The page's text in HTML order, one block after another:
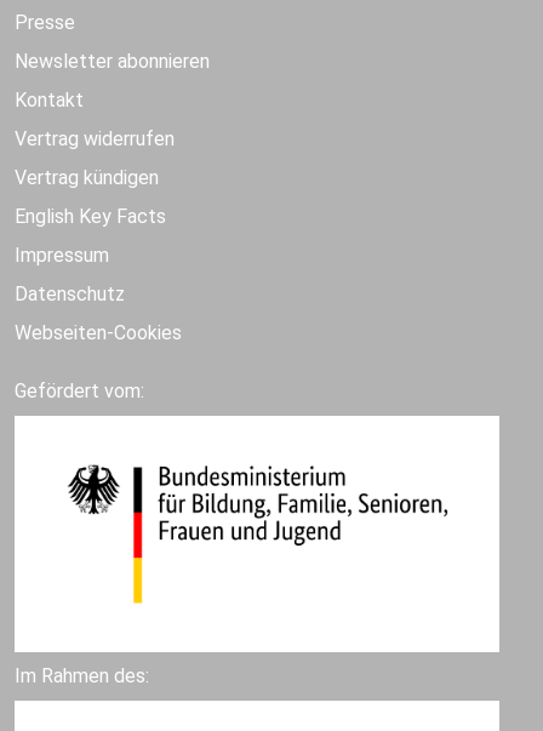
Presse
Newsletter abonnieren
Kontakt
Vertrag widerrufen
Vertrag kündigen
English Key Facts
Impressum
Datenschutz
Webseiten-Cookies
Gefördert vom:
Im Rahmen des: